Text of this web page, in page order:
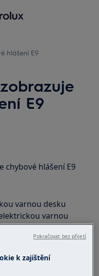
hlášení E9
E9
chybové hlášení E9
varnou desku
varnou
varnou desku
k zajištění
Pokračovat bez přijetí